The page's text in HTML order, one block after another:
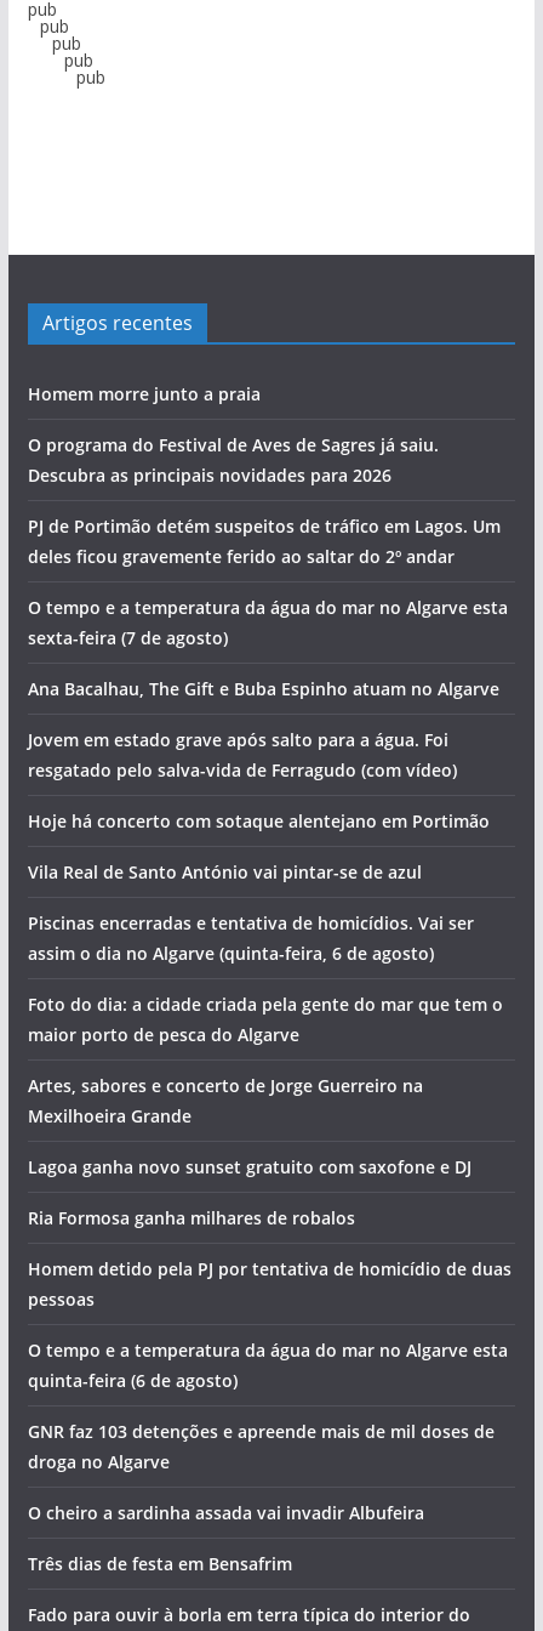
pub
pub
pub
pub
pub
Artigos recentes
Homem morre junto a praia
O programa do Festival de Aves de Sagres já saiu.
Descubra as principais novidades para 2026
PJ de Portimão detém suspeitos de tráfico em Lagos. Um
deles ficou gravemente ferido ao saltar do 2º andar
O tempo e a temperatura da água do mar no Algarve esta
sexta-feira (7 de agosto)
Ana Bacalhau, The Gift e Buba Espinho atuam no Algarve
Jovem em estado grave após salto para a água. Foi
resgatado pelo salva-vida de Ferragudo (com vídeo)
Hoje há concerto com sotaque alentejano em Portimão
Vila Real de Santo António vai pintar-se de azul
Piscinas encerradas e tentativa de homicídios. Vai ser
assim o dia no Algarve (quinta-feira, 6 de agosto)
Foto do dia: a cidade criada pela gente do mar que tem o
maior porto de pesca do Algarve
Artes, sabores e concerto de Jorge Guerreiro na
Mexilhoeira Grande
Lagoa ganha novo sunset gratuito com saxofone e DJ
Ria Formosa ganha milhares de robalos
Homem detido pela PJ por tentativa de homicídio de duas
pessoas
O tempo e a temperatura da água do mar no Algarve esta
quinta-feira (6 de agosto)
GNR faz 103 detenções e apreende mais de mil doses de
droga no Algarve
O cheiro a sardinha assada vai invadir Albufeira
Três dias de festa em Bensafrim
Fado para ouvir à borla em terra típica do interior do